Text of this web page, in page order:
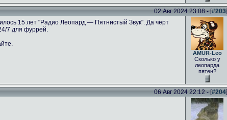
02 Авг 2024 23:08 - [#203]
15 лет "Радио Леопард — Пятнистый Звук". Да чёрт
7 для фуррей.
AMUR-Leo
Сколько у
леопарда
пятен?
06 Авг 2024 22:12 - [#204]